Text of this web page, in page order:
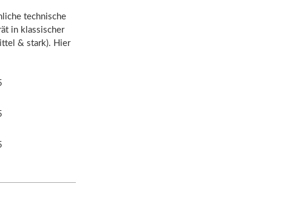
technische
in klassischer
& stark). Hier